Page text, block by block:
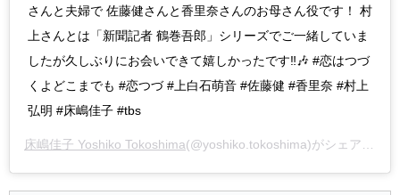
さんと夫婦で 佐藤健さんと香里奈さんのお母さん役です！ 村
上さんとは「新聞記者 鶴巻吾郎」シリーズでご一緒していま
したが久しぶりにお会いできて嬉しかったです‼️🎶 #恋はつづ
くよどこまでも #恋つづ #上白石萌音 #佐藤健 #香里奈 #村上
弘明 #床嶋佳子 #tbs
床嶋佳子 Yoshiko Tokoshima(@yoshiko.tokoshima)がシェアした投稿 –